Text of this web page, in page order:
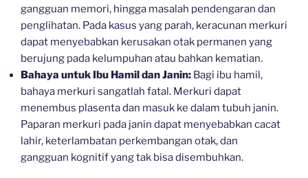
gangguan memori, hingga masalah pendengaran dan
penglihatan. Pada kasus yang parah, keracunan merkuri
dapat menyebabkan kerusakan otak permanen yang
berujung pada kelumpuhan atau bahkan kematian.
Bahaya untuk Ibu Hamil dan Janin: Bagi ibu hamil,
bahaya merkuri sangatlah fatal. Merkuri dapat
menembus plasenta dan masuk ke dalam tubuh janin.
Paparan merkuri pada janin dapat menyebabkan cacat
lahir, keterlambatan perkembangan otak, dan
gangguan kognitif yang tak bisa disembuhkan.